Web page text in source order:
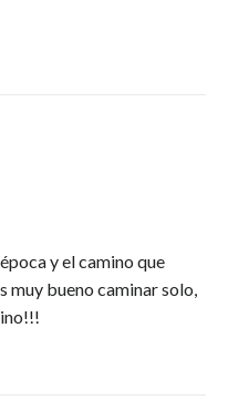
y el camino que
muy bueno caminar solo,